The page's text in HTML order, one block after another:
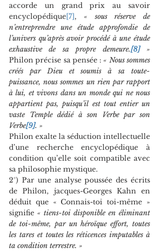
accorde un grand prix au savoir
encyclopédique[7], « sous réserve de
n’entreprendre une étude approfondie de
l’univers qu’après avoir procédé à une étude
exhaustive de sa propre demeure.[8] »
Philon précise sa pensée : « Nous sommes
créés par Dieu et soumis à sa toute-
puissance, nous sommes un rien par rapport
à lui, et vivons dans un monde qui ne nous
appartient pas, puisqu’il est tout entier un
vaste Temple dédié à son Verbe par son
Verbe[9]. »
Philon exalte la séduction intellectuelle
d’une recherche encyclopédique à
condition qu’elle soit compatible avec
sa philosophie mystique.
2°) Par une analyse poussée des écrits
de Philon, jacques-Georges Kahn en
déduit que « Connais-toi toi-même »
signifie « tiens-toi disponible en éliminant
de toi-même, par un héroïque effort, toutes
les tares et toutes les réticences imputables à
ta condition terrestre. »